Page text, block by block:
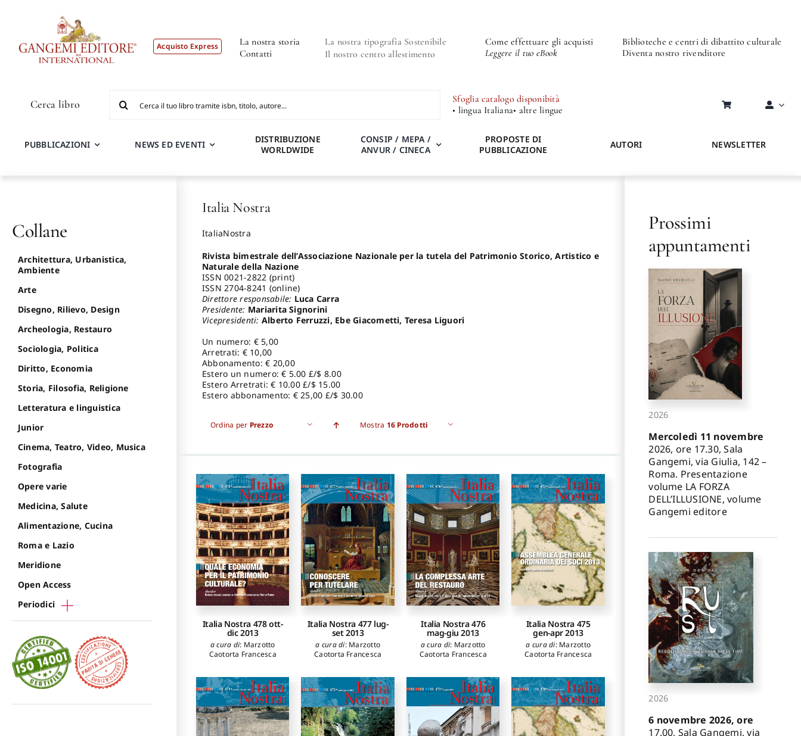
Acquisto Express
La nostra storia
Contatti
La nostra tipografia Sostenibile
Il nostro centro allestimento
Come effettuare gli acquisti
Leggere il tuo eBook
Biblioteche e centri di dibattito culturale
Diventa nostro rivenditore
Cerca libro
per:
Sfoglia catalogo disponibità
• lingua Italiana• altre lingue
PUBBLICAZIONI NEWS ED EVENTI
DISTRIBUZIONE
WORLDWIDE
CONSIP / MEPA /
ANVUR / CINECA
PROPOSTE DI
PUBBLICAZIONE
AUTORI NEWSLETTER
Italia Nostra
ItaliaNostra
Rivista bimestrale dell’Associazione Nazionale per la tutela del Patrimonio Storico, Artistico e
Naturale della Nazione
ISSN 0021-2822 (print)
ISSN 2704-8241 (online)
Direttore responsabile: Luca Carra
Presidente: Mariarita Signorini
Vicepresidenti: Alberto Ferruzzi, Ebe Giacometti, Teresa Liguori
Un numero: € 5,00
Arretrati: € 10,00
Abbonamento: € 20,00
Estero un numero: € 5.00 £/$ 8.00
Estero Arretrati: € 10.00 £/$ 15.00
Estero abbonamento: € 25,00 £/$ 30.00
Ordina per Prezzo Mostra 16 Prodotti
Italia Nostra 478 ott-
dic 2013
a cura di: Marzotto
Caotorta Francesca
Italia Nostra 477 lug-
set 2013
a cura di: Marzotto
Caotorta Francesca
Italia Nostra 476
mag-giu 2013
a cura di: Marzotto
Caotorta Francesca
Italia Nostra 475
gen-apr 2013
a cura di: Marzotto
Caotorta Francesca
Collane
Architettura, Urbanistica,
Ambiente
Arte
Disegno, Rilievo, Design
Archeologia, Restauro
Sociologia, Politica
Diritto, Economia
Storia, Filosofia, Religione
Letteratura e linguistica
Junior
Cinema, Teatro, Video, Musica
Fotografia
Opere varie
Medicina, Salute
Alimentazione, Cucina
Roma e Lazio
Meridione
Open Access
Periodici
Prossimi
appuntamenti
2026
Mercoledì 11 novembre
2026, ore 17.30, Sala
Gangemi, via Giulia, 142 –
Roma. Presentazione
volume LA FORZA
DELL’ILLUSIONE, volume
Gangemi editore
2026
6 novembre 2026, ore
17.00, Sala Gangemi, via